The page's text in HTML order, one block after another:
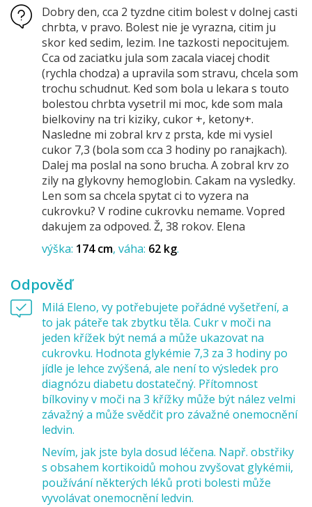
Dobry den, cca 2 tyzdne citim bolest v dolnej casti
chrbta, v pravo. Bolest nie je vyrazna, citim ju
skor ked sedim, lezim. Ine tazkosti nepocitujem.
Cca od zaciatku jula som zacala viacej chodit
(rychla chodza) a upravila som stravu, chcela som
trochu schudnut. Ked som bola u lekara s touto
bolestou chrbta vysetril mi moc, kde som mala
bielkoviny na tri kiziky, cukor +, ketony+.
Nasledne mi zobral krv z prsta, kde mi vysiel
cukor 7,3 (bola som cca 3 hodiny po ranajkach).
Dalej ma poslal na sono brucha. A zobral krv zo
zily na glykovny hemoglobin. Cakam na vysledky.
Len som sa chcela spytat ci to vyzera na
cukrovku? V rodine cukrovku nemame. Vopred
dakujem za odpoved. Ž, 38 rokov. Elena
výška: 174 cm váha: 62 kg
Odpověď
Milá Eleno, vy potřebujete pořádné vyšetření, a
to jak páteře tak zbytku těla. Cukr v moči na
jeden křížek být nemá a může ukazovat na
cukrovku. Hodnota glykémie 7,3 za 3 hodiny po
jídle je lehce zvýšená, ale není to výsledek pro
diagnózu diabetu dostatečný. Přítomnost
bílkoviny v moči na 3 křížky může být nález velmi
závažný a může svědčit pro závažné onemocnění
ledvin.
Nevím, jak jste byla dosud léčena. Např. obstřiky
s obsahem kortikoidů mohou zvyšovat glykémii,
používání některých léků proti bolesti může
vyvolávat onemocnění ledvin.